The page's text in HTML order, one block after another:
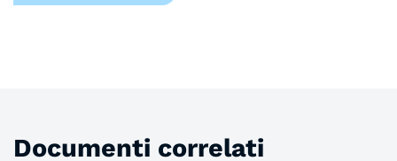
Documenti correlati